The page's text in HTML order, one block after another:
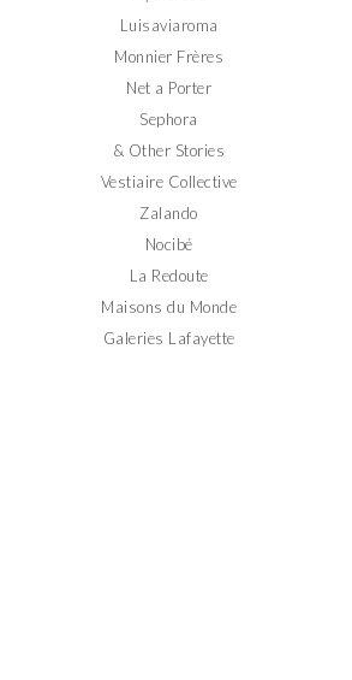
Luisaviaroma
Monnier Frères
Net a Porter
Sephora
& Other Stories
Vestiaire Collective
Zalando
Nocibé
La Redoute
Maisons du Monde
Galeries Lafayette